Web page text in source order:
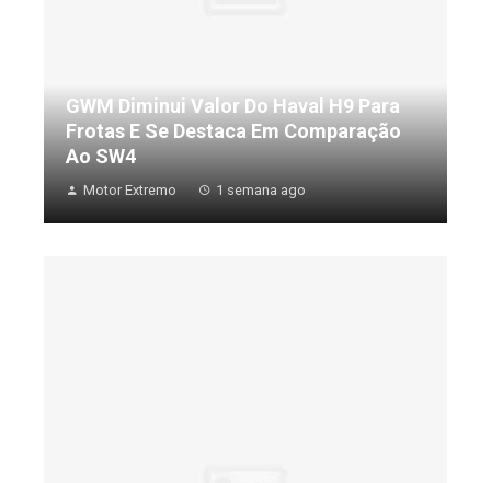
GWM Diminui Valor Do Haval H9 Para
Frotas E Se Destaca Em Comparação
Ao SW4
Motor Extremo 1 semana ago